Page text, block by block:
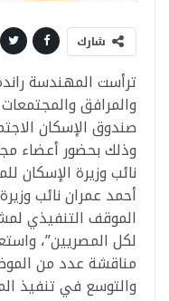
شارك
ترأست المهندسة
والمرافق
صندوق الإسكان
وذلك بحضور أعضاء
نائب وزيرة الإسكان
أحمد عمران نائب
الموقف التنفيذي
لكل المصريين”،
مناقشة عدد من
والتوسع في تنفيذ